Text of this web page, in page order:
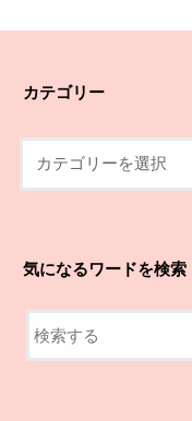
カテゴリー
気になるワードを検索